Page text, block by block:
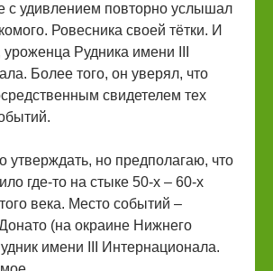
с удивлением повторно услышал
Ровесника своей тётки. И
уроженца Рудника имени III
Более того, он уверял, что
свидетелем тех
утверждать, но предполагаю, что
где-то на стыке 50-х – 60-х
века. Место событий –
(на окраине Нижнего
имени III Интернационала.